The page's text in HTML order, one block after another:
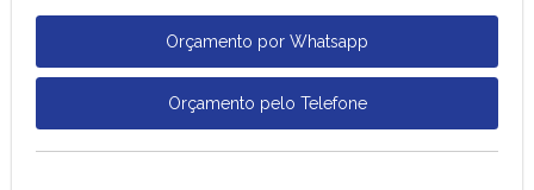
Orçamento por Whatsapp
Orçamento pelo Telefone